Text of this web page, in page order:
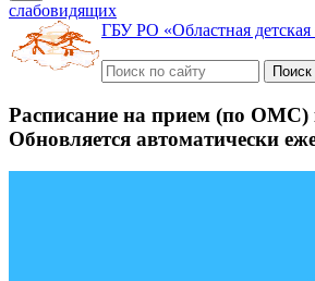
слабовидящих
ГБУ РО «Областная
Расписание на прием (по ОМС)
Обновляется автоматически